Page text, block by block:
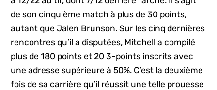
de son cinquième match à plus de 30 points,
autant que Jalen Brunson. Sur les cinq dernières
rencontres qu’il a disputées, Mitchell a compilé
plus de 180 points et 20 3-points inscrits avec
une adresse supérieure à 50%. C’est la deuxième
fois de sa carrière qu’il réussit une telle prouesse